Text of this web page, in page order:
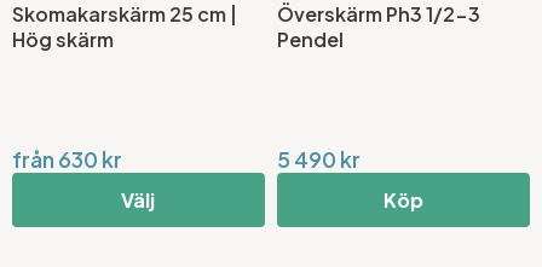
Skomakarskärm 25 cm |
Hög skärm
från 630 kr
Välj
Överskärm Ph3 1/2-3
Pendel
5 490 kr
Köp